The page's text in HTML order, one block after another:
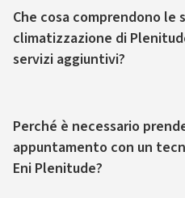
Che cosa comprendono le
climatizzazione di
servizi aggiuntivi?
Perché è necessario
appuntamento con un
Eni Plenitude?